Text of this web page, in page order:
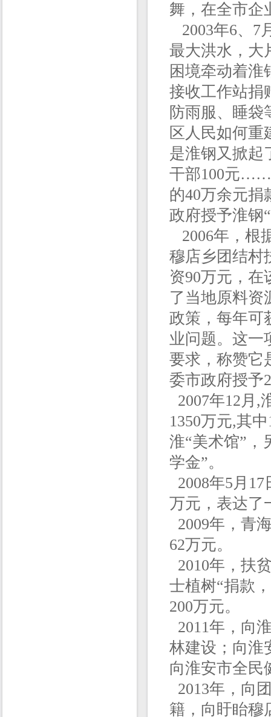
舞，在全市企
2003年6、7
最大洪水，大
困境牵动着淮
接收工作站捐
防雨服、睡袋
区人民如何
是淮钢又掀起
干部100元……
的40万余元捐
政府授予淮钢
2006年，根
穆店乡团结村
资90万元，
了当地原料
政策，每年可
业问题。这一
要求，称赞它
委市政府授予
2007年12月,
1350万元,其
淮“美术馆”，
学金”。
2008年5月
万元，表达了
2009年，青
62万元。
2010年，扶
士植树“捐款
200万元。
2011年，向
林建设；向淮
向淮安市全民
2013年，向
籍，向盱眙穆